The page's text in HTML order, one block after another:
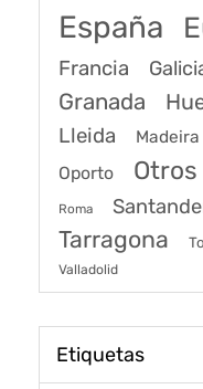
España
Francia
Granada
Lleida Madeira
Oporto Otros
Roma
Tarragona
Valladolid
Etiquetas